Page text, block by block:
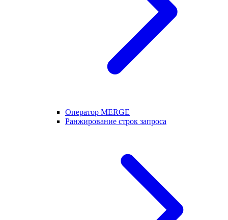
Оператор MERGE
Ранжирование строк запроса